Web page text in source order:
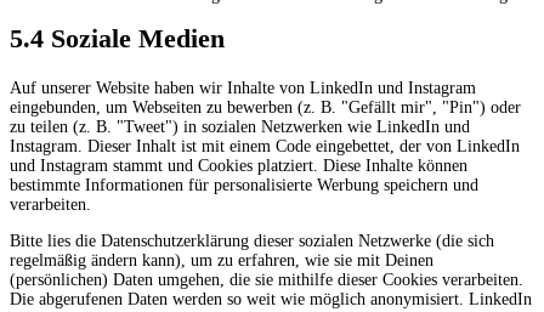
5.4 Soziale Medien
Auf unserer Website haben wir Inhalte von LinkedIn und Instagram
eingebunden, um Webseiten zu bewerben (z. B. "Gefällt mir", "Pin") oder
zu teilen (z. B. "Tweet") in sozialen Netzwerken wie LinkedIn und
Instagram. Dieser Inhalt ist mit einem Code eingebettet, der von LinkedIn
und Instagram stammt und Cookies platziert. Diese Inhalte können
bestimmte Informationen für personalisierte Werbung speichern und
verarbeiten.
Bitte lies die Datenschutzerklärung dieser sozialen Netzwerke (die sich
regelmäßig ändern kann), um zu erfahren, wie sie mit Deinen
(persönlichen) Daten umgehen, die sie mithilfe dieser Cookies verarbeiten.
Die abgerufenen Daten werden so weit wie möglich anonymisiert. LinkedIn